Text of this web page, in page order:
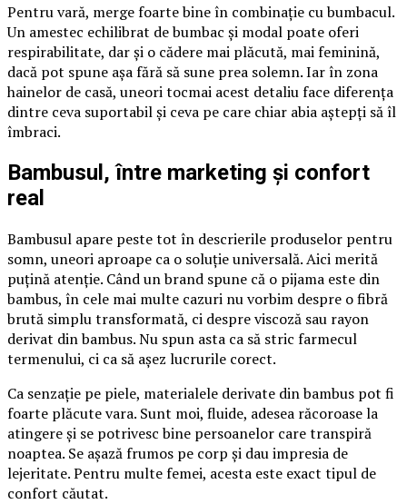
Pentru vară, merge foarte bine în combinație cu bumbacul.
Un amestec echilibrat de bumbac și modal poate oferi
respirabilitate, dar și o cădere mai plăcută, mai feminină,
dacă pot spune așa fără să sune prea solemn. Iar în zona
hainelor de casă, uneori tocmai acest detaliu face diferența
dintre ceva suportabil și ceva pe care chiar abia aștepți să îl
îmbraci.
Bambusul, între marketing și confort
real
Bambusul apare peste tot în descrierile produselor pentru
somn, uneori aproape ca o soluție universală. Aici merită
puțină atenție. Când un brand spune că o pijama este din
bambus, în cele mai multe cazuri nu vorbim despre o fibră
brută simplu transformată, ci despre viscoză sau rayon
derivat din bambus. Nu spun asta ca să stric farmecul
termenului, ci ca să așez lucrurile corect.
Ca senzație pe piele, materialele derivate din bambus pot fi
foarte plăcute vara. Sunt moi, fluide, adesea răcoroase la
atingere și se potrivesc bine persoanelor care transpiră
noaptea. Se așază frumos pe corp și dau impresia de
lejeritate. Pentru multe femei, acesta este exact tipul de
confort căutat.